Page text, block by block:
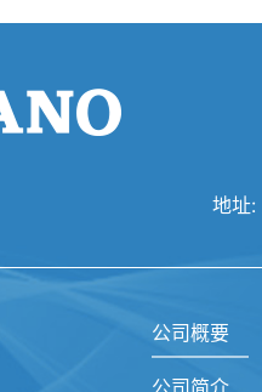
地址:
公司概要
公司简介